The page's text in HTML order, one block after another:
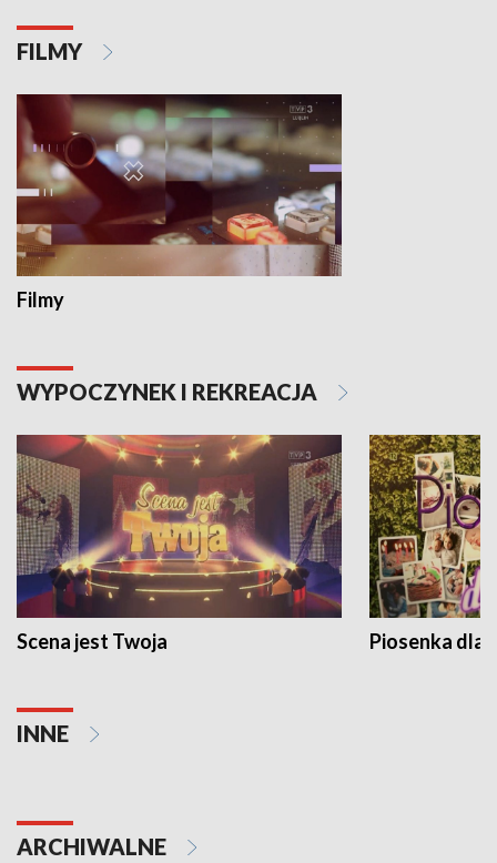
FILMY
Filmy
WYPOCZYNEK I REKREACJA
Scena jest Twoja Piosenka dla
INNE
ARCHIWALNE